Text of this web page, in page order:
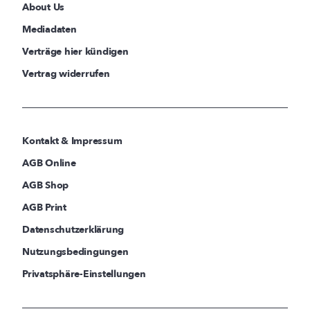
About Us
Mediadaten
Verträge hier kündigen
Vertrag widerrufen
Kontakt & Impressum
AGB Online
AGB Shop
AGB Print
Datenschutzerklärung
Nutzungsbedingungen
Privatsphäre-Einstellungen